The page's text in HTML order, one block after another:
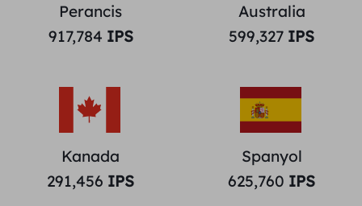
Perancis
917,784 IPS
Australia
599,327 IPS
Kanada
291,456 IPS
Spanyol
625,760 IPS